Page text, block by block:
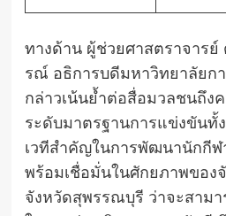
ทางด้าน ผู้ช่วยศาสตราจารย์
รณ์ อธิการบดีมหาวิทยาลัยก
กล่าวเน้นย้ำต่อสื่อมวลชนถึง
ระดับมาตรฐานการแข่งขันทั้
เวทีสำคัญในการพัฒนานักกีฬ
พร้อมเชื่อมั่นในศักยภาพของ
จังหวัดสุพรรณบุรี ว่าจะสามา